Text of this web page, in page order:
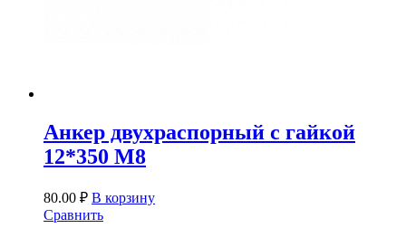
Анкер двухраспорный с гайкой
12*350 М8
80.00 ₽ В корзину
Сравнить